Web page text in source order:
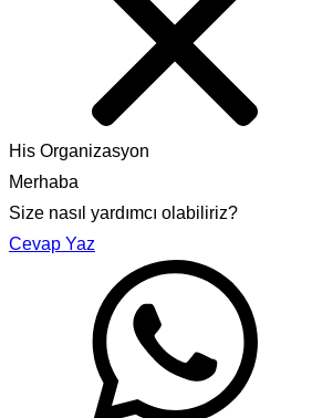
His Organizasyon
Merhaba
Size nasıl yardımcı olabiliriz?
Cevap Yaz